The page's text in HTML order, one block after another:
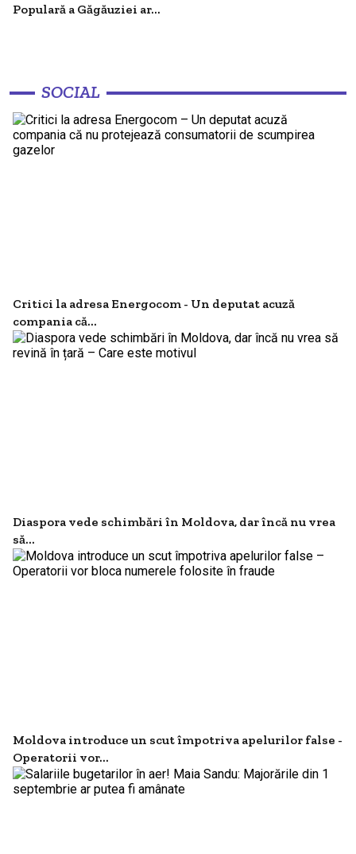
Populară a Găgăuziei ar...
SOCIAL
Critici la adresa Energocom - Un deputat acuză
compania că...
Diaspora vede schimbări în Moldova, dar încă nu vrea
să...
Moldova introduce un scut împotriva apelurilor false -
Operatorii vor...